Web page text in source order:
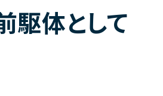
駆体として